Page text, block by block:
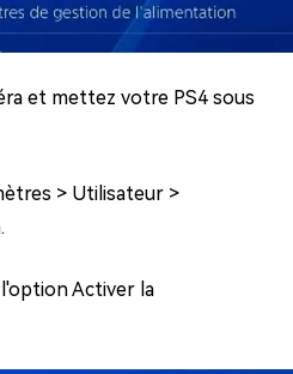
et mettez votre PS4 sous
> Utilisateur >
Activer la